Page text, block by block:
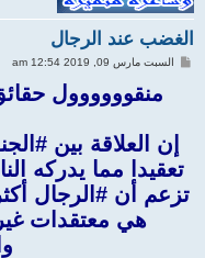
الغضب عند الرجال
السبت مارس 09, 2019 12:54 am
منقوووووول
إن العلاقة بين
تعقيدا مما يدركه
تزعم أن #الرجال
هي معتقدات